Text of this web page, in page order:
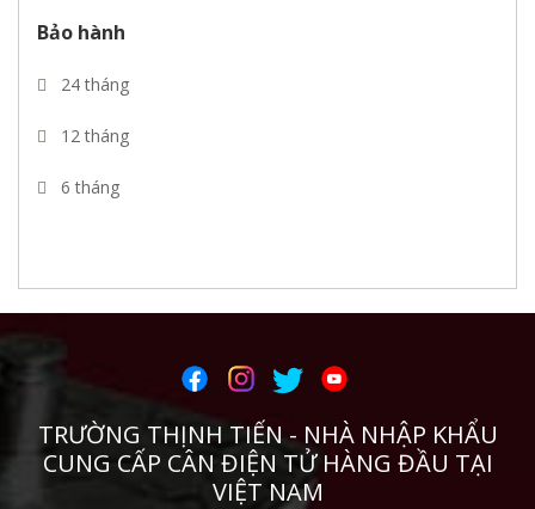
Mettler toledo
CIMA
Pebco
REVERE
TSCALE
Bảo hành
24 tháng
12 tháng
6 tháng
TRƯỜNG THỊNH TIẾN - NHÀ NHẬP KHẨU
CUNG CẤP CÂN ĐIỆN TỬ HÀNG ĐẦU TẠI
VIỆT NAM